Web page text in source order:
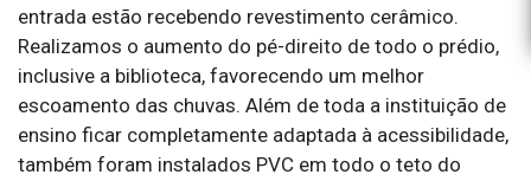
entrada estão recebendo revestimento cerâmico.
Realizamos o aumento do pé-direito de todo o prédio,
inclusive a biblioteca, favorecendo um melhor
escoamento das chuvas. Além de toda a instituição de
ensino ficar completamente adaptada à acessibilidade,
também foram instalados PVC em todo o teto do